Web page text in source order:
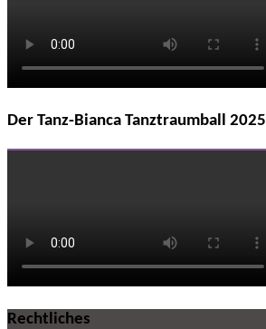
Der Tanz-Bianca Tanztraumball 2025
Rechtliches